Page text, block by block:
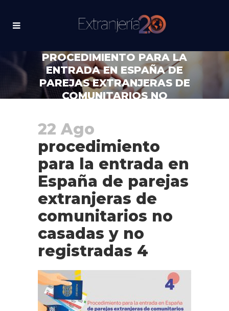
PROCEDIMIENTO PARA LA
ENTRADA EN ESPAÑA DE
PAREJAS EXTRANJERAS DE
COMUNITARIOS NO
22 Ago
procedimiento
para la entrada en
España de parejas
extranjeras de
comunitarios no
casadas y no
registradas 4